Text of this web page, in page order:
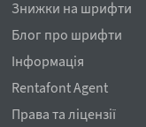
Знижки на шрифти
Блог про шрифти
Інформація
Rentafont Agent
Права та ліцензії